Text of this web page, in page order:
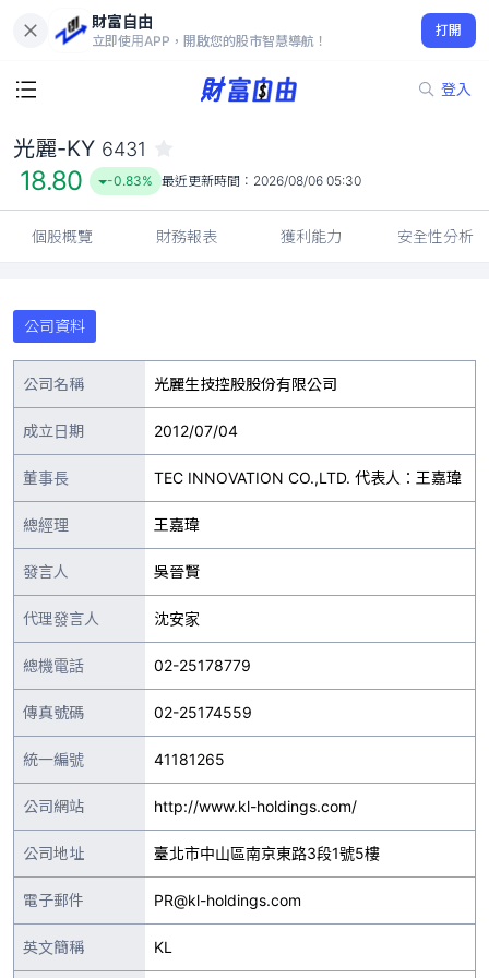
財富自由
立即使用APP，開啟您的股市智慧導航！
打開
登入
18.80
-0.83%
光麗-KY 6431
18.80 -0.83% 最近更新時間： 2026/08/06 05:30
個股概覽 財務報表 獲利能力 安全性分析
公司資料
公司名稱 光麗生技控股股份有限公司
成立日期 2012/07/04
董事長 TEC INNOVATION CO.,LTD. 代表人：王嘉瑋
總經理 王嘉瑋
發言人 吳晉賢
代理發言人 沈安家
總機電話 02-25178779
傳真號碼 02-25174559
統一編號 41181265
公司網站 http://www.kl-holdings.com/
公司地址 臺北市中山區南京東路3段1號5樓
電子郵件 PR@kl-holdings.com
英文簡稱 KL